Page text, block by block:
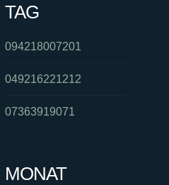
TAG
094218007201
049216221212
07363919071
MONAT